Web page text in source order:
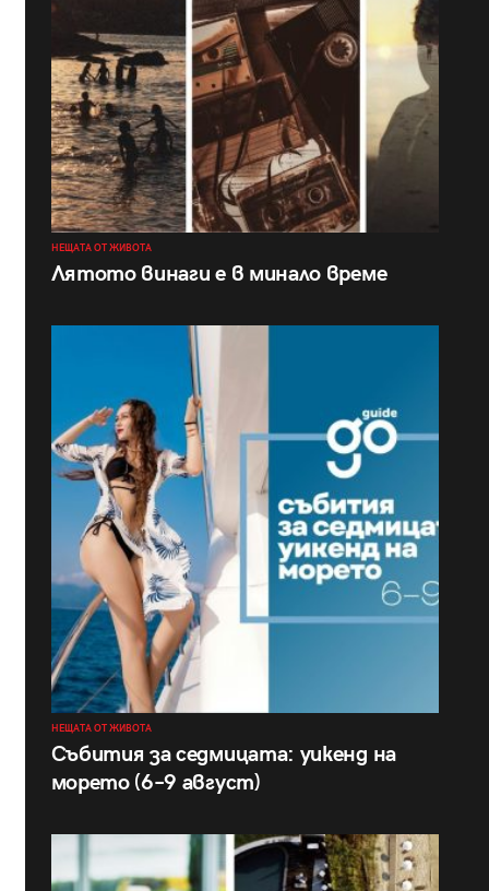
НЕЩАТА ОТ ЖИВОТА
Лятото винаги е в минало време
НЕЩАТА ОТ ЖИВОТА
Събития за седмицата: уикенд на
морето (6–9 август)